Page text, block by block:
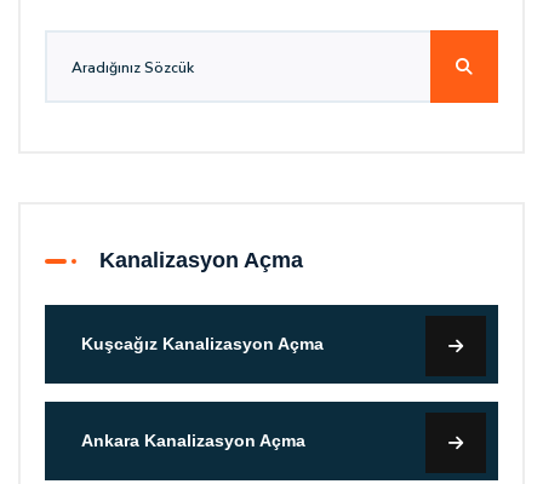
Kanalizasyon Açma
Kuşcağız Kanalizasyon Açma
Ankara Kanalizasyon Açma